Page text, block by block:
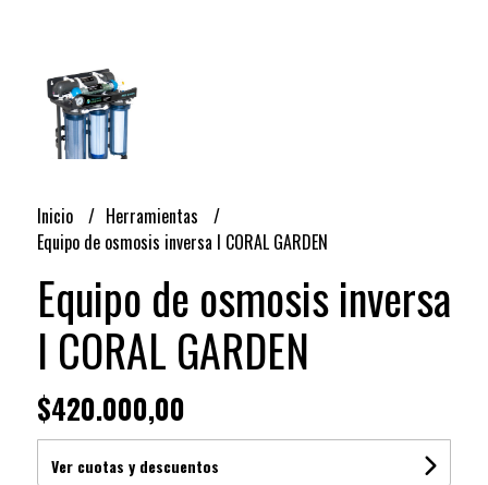
Inicio
Herramientas
Equipo de osmosis inversa l CORAL GARDEN
Equipo de osmosis inversa
l CORAL GARDEN
$420.000,00
Ver cuotas y descuentos